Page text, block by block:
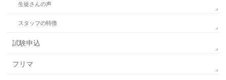
生徒さんの声
スタッフの特徴
試験申込
フリマ